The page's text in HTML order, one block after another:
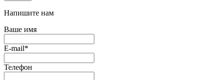
Напишите нам
Ваше имя
E-mail*
Телефон